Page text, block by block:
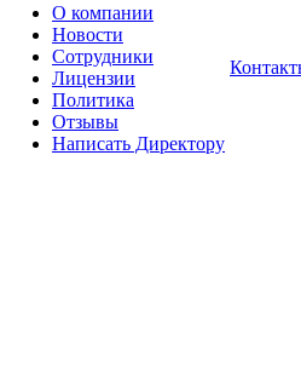
О компании
Новости
Сотрудники
Лицензии
Политика
Отзывы
Написать Директору